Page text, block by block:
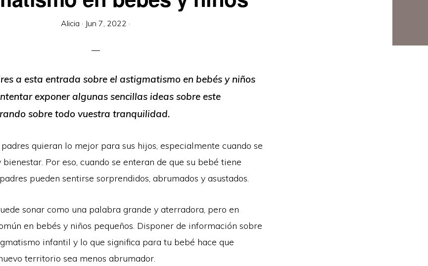
Alicia · Jun 7, 2022 ·
a esta entrada sobre el astigmatismo en bebés y niños
exponer algunas sencillas ideas sobre este
sobre todo vuestra tranquilidad.
quieran lo mejor para sus hijos, especialmente cuando se
Por eso, cuando se enteran de que su bebé tiene
pueden sentirse sorprendidos, abrumados y asustados.
sonar como una palabra grande y aterradora, pero en
en bebés y niños pequeños. Disponer de información sobre
infantil y lo que significa para tu bebé hace que
territorio sea menos abrumador.